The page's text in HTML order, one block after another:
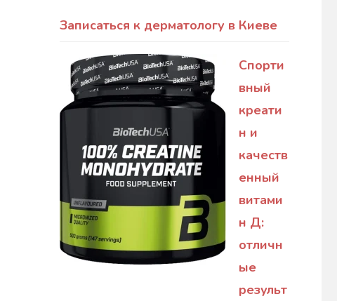
Записаться к дерматологу в Киеве
Спорти
вный
креати
н и
качеств
енный
витами
н Д:
отличн
ые
результ